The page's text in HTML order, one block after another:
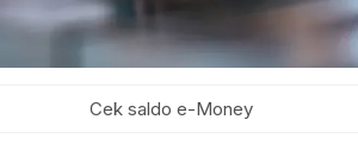
Cek saldo e-Money